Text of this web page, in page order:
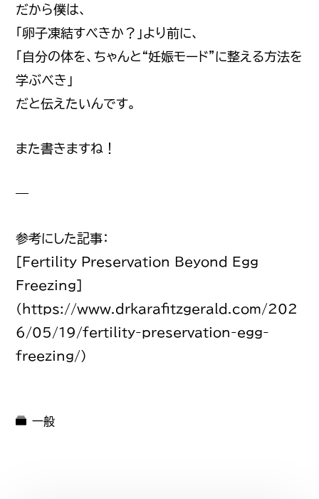
だから僕は、
「卵子凍結すべきか？」より前に、
「自分の体を、ちゃんと“妊娠モード”に整える方法を
学ぶべき」
だと伝えたいんです。
また書きますね！
—
参考にした記事：
[Fertility Preservation Beyond Egg
Freezing]
(https://www.drkarafitzgerald.com/202
6/05/19/fertility-preservation-egg-
freezing/)
一般